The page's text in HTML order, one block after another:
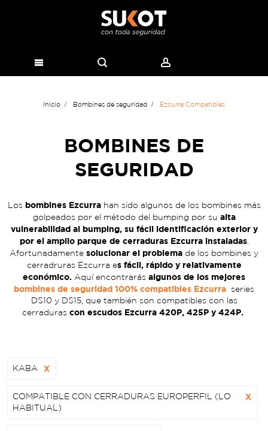
Inicio Bombines de seguridad Ezcurra Compatibles
BOMBINES DE
SEGURIDAD
Los bombines Ezcurrahan sido algunos de los bombines más
golpeados por el método del bumping por su alta
vulnerabilidad al bumping, su fácil identificación exterior y
por el amplio parque de cerraduras Ezcurra instaladas.
Afortunadamente solucionar el problema de los bombines y
cerradruras Ezcurra es fácil, rápido y relativamente
económico. Aquí encontrarás algunos de los mejores
bombines de seguridad 100% compatibles Ezcurra series
DS10 y DS15, que también son compatibles con las
cerraduras con escudos Ezcurra 420P, 425P y 424P.
KABA X
COMPATIBLE CON CERRADURAS EUROPERFIL (LO
HABITUAL)
X